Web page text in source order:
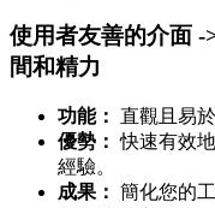
使用者友善的介面 -
間和精力
功能： 直觀且易
優勢： 快速有效
經驗。
成果： 簡化您的